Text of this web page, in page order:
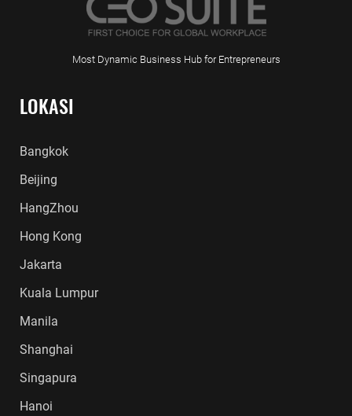
Most Dynamic Business Hub for Entrepreneurs
LOKASI
Bangkok
Beijing
HangZhou
Hong Kong
Jakarta
Kuala Lumpur
Manila
Shanghai
Singapura
Hanoi